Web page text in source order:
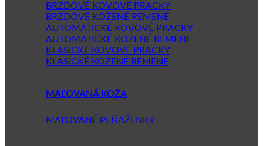
BRZDOVÉ KOVOVÉ PRACKY
BRZDOVÉ KOŽENÉ REMENE
AUTOMATICKÉ KOVOVÉ PRACKY
AUTOMATICKÉ KOŽENÉ REMENE
KLASICKÉ KOVOVÉ PRACKY
KLASICKÉ KOŽENÉ REMENE
MAĽOVANÁ KOŽA
MAĽOVANÉ PEŇAŽENKY